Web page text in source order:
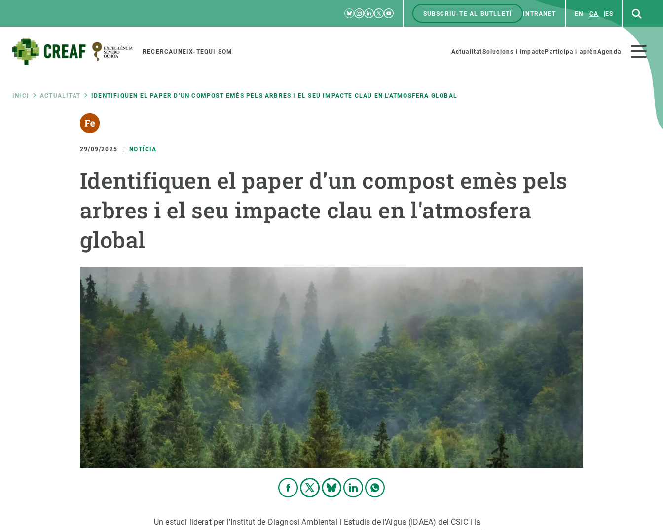
RRSS
Bluesky
Instagram
Linkedin
TwitterYoutube
Menú
SUBSCRIU-TE AL BUTLLETÍ INTRANET EN CA ES
Main
navigation
RECERCAUNEIX-TEQUI SOM
Menú
secundario
ActualitatSolucions i impacteParticipa i aprènAgenda
Fil
d'ariadna
INICI ACTUALITAT IDENTIFIQUEN EL PAPER D’UN COMPOST EMÈS PELS ARBRES I EL SEU IMPACTE CLAU EN L'ATMOSFERA GLOBAL
29/09/2025 NOTÍCIA
Identifiquen el paper d’un compost emès pels
arbres i el seu impacte clau en l'atmosfera
global
Un estudi liderat per l’Institut de Diagnosi Ambiental i Estudis de l’Aigua (IDAEA) del CSIC i la
Featured
responsive
Responsive
menu
SOBRE NOSALTRES
Organització institucional
Infraestructures
Equitat, Diversitat i Inclusió (EDI)
Ciència oberta i gestió del coneixement
Biodiversitat
Canvi global
Funcionament dels ecosistemes
Solucions
Innovació
Política i gestió
Serveis tècnics
Oportunitats acadèmiques
Demana la teva MSCA-PF
Demana la teva beca ERC
Fes ciència amb nosaltres
COL·LABORA
Esdeveniments anteriors
Actualitat
Notícies